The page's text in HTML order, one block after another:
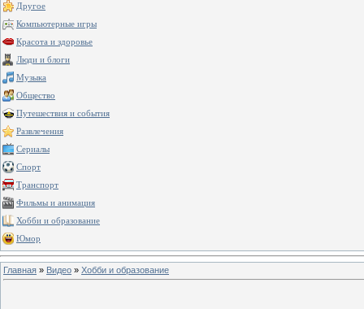
Другое
Компьютерные игры
Красота и здоровье
Люди и блоги
Музыка
Общество
Путешествия и события
Развлечения
Сериалы
Спорт
Транспорт
Фильмы и анимация
Хобби и образование
Юмор
Главная » Видео » Хобби и образование